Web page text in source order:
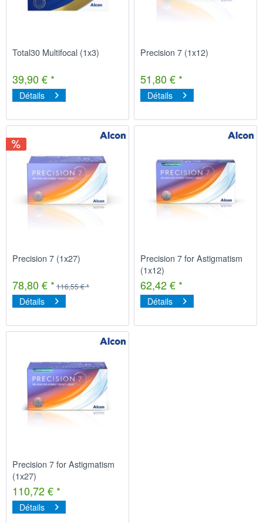
Total30 Multifocal (1x3)
39,90 € *
Détails
Precision 7 (1x12)
51,80 € *
Détails
Precision 7 (1x27)
78,80 € * 116,55 € *
Détails
Precision 7 for Astigmatism
(1x12)
62,42 € *
Détails
Precision 7 for Astigmatism
(1x27)
110,72 € *
Détails